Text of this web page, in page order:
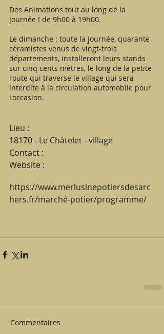
Des Animations tout au long de la
journée ! de 9h00 à 19h00.
Le dimanche : toute la journée, quarante
céramistes venus de vingt-trois
départements, installeront leurs stands
sur cinq cents mètres, le long de la petite
route qui traverse le village qui sera
interdite à la circulation automobile pour
l'occasion.
Lieu :
18170 - Le Châtelet - village
Contact :
Website :
https://www.merlusinepotiersdesarc
hers.fr/marché-potier/programme/
Commentaires